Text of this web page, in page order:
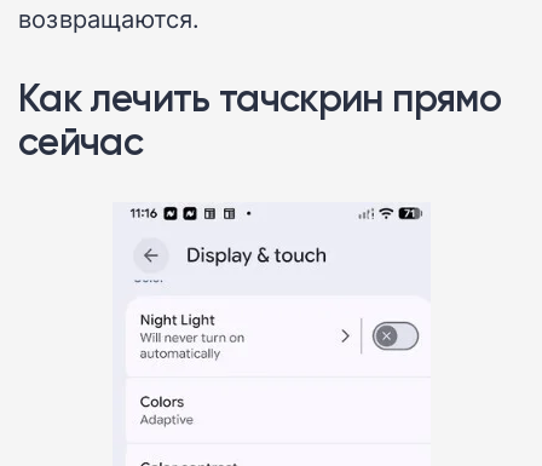
возвращаются.
Как лечить тачскрин прямо
сейчас